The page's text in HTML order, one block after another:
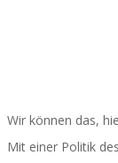
Wir können das,
Mit einer Politik